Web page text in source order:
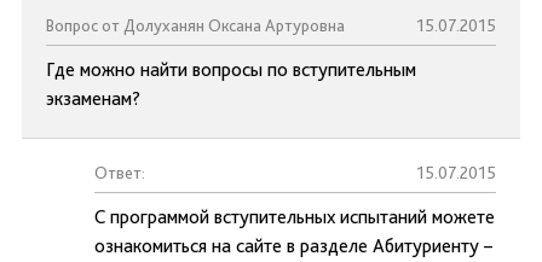
Вопрос от Долуханян Оксана Артуровна 15.07.2015
Где можно найти вопросы по вступительным
экзаменам?
Ответ: 15.07.2015
С программой вступительных испытаний можете
ознакомиться на сайте в разделе Абитуриенту –